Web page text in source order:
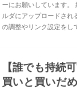
ーにお願いしています。
ルダにアップロードされ
の調整やリンク設定をし
【誰でも持続
買いと買いだ